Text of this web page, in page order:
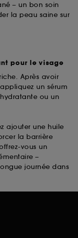
– un bon soin
la peau saine sur
pour le visage
Après avoir
un sérum
ou un
ajouter une huile
la barrière
vous un
–
journée dans